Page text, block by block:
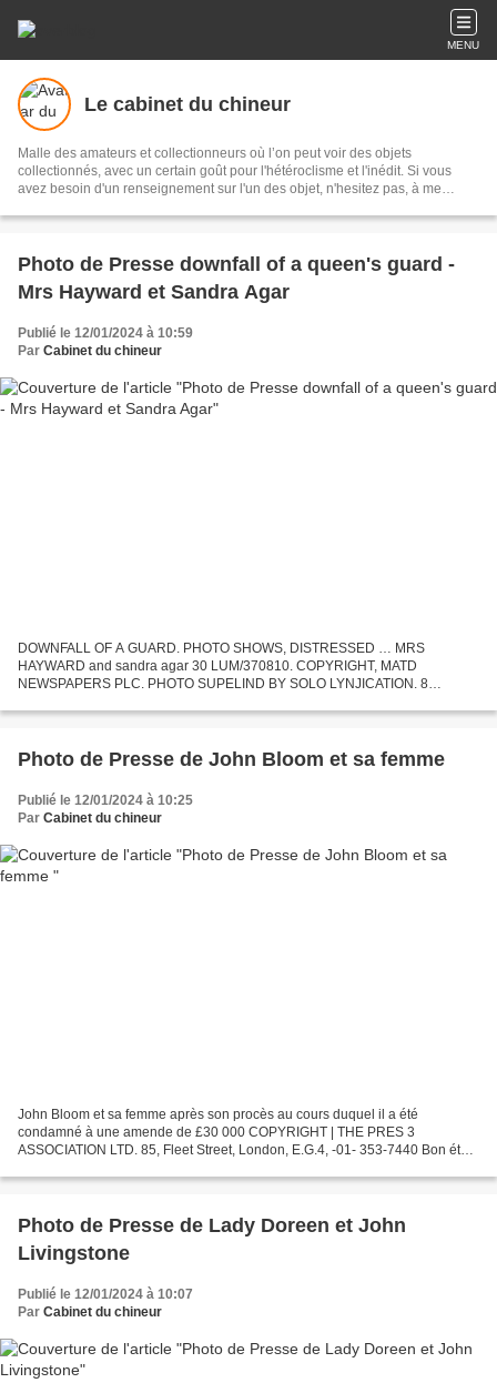
MENU
Le cabinet du chineur
Malle des amateurs et collectionneurs où l’on peut voir des objets
collectionnés, avec un certain goût pour l'hétéroclisme et l'inédit. Si vous
avez besoin d'un renseignement sur l'un des objet, n'hesitez pas, à me
Photo de Presse downfall of a queen's guard -
Mrs Hayward et Sandra Agar
Publié le 12/01/2024 à 10:59
Par Cabinet du chineur
DOWNFALL OF A GUARD. PHOTO SHOWS, DISTRESSED … MRS
HAYWARD and sandra agar 30 LUM/370810. COPYRIGHT, MATD
NEWSPAPERS PLC. PHOTO SUPELIND BY SOLO LYNJICATION. 8
24 cm - Réf : 2024002...
Photo de Presse de John Bloom et sa femme
Publié le 12/01/2024 à 10:25
Par Cabinet du chineur
John Bloom et sa femme après son procès au cours duquel il a été
condamné à une amende de £30 000 COPYRIGHT | THE PRES 3
ASSOCIATION LTD. 85, Fleet Street, London, E.G.4, -01- 353-7440 Bon état -
Photo de Presse de Lady Doreen et John
Livingstone
Publié le 12/01/2024 à 10:07
Par Cabinet du chineur